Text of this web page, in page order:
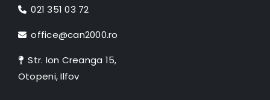
021 351 03 72
office@can2000.ro
Str. Ion Creanga 15,
Otopeni, Ilfov